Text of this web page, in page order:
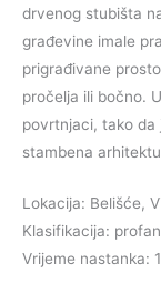
drvenog stubišta
građevine imale
prigrađivane
pročelja ili bočno.
povrtnjaci, tako da
stambena
Lokacija: Belišće,
Klasifikacija:
Vrijeme nastanka: